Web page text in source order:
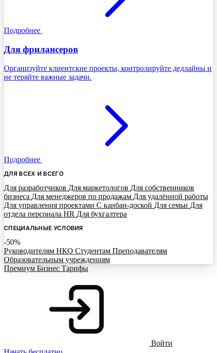
Подробнее
Для фрилансеров
Организуйте клиентские проекты, контролируйте дедлайны и
не теряйте важные задачи.
Подробнее
ДЛЯ ВСЕХ И ВСЕГО
Для разработчиков Для маркетологов Для собственников
бизнеса Для менеджеров по продажам Для удалённой работы
Для управления проектами С канбан-доской Для семьи Для
отдела персонала HR Для бухгалтера
СПЕЦИАЛЬНЫЕ УСЛОВИЯ
-50%
Руководителям НКО Студентам Преподавателям
Образовательным учреждениям
Премиум Бизнес Тарифы
Войти